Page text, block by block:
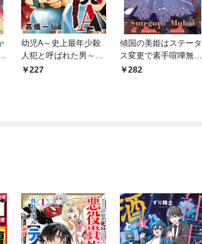
幼児A～史上最年少殺
人犯と呼ばれた男～
【単話】（１）
227
傾国の美姫はステータ
ス変更で素手喧嘩無敗
になりました【単話】
282